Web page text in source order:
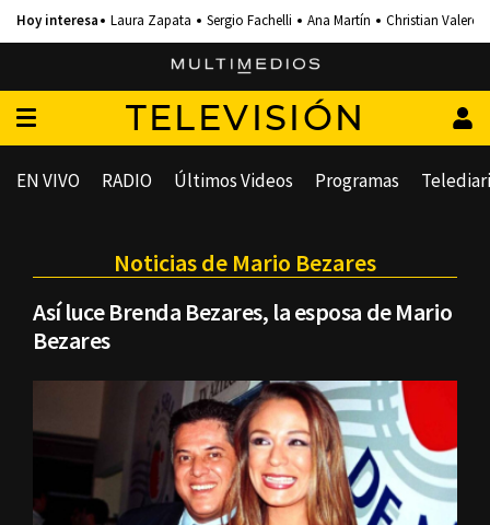
Laura Zapata Sergio Fachelli Ana Martín Christian Valero
TELEVISIÓN
EN VIVO RADIO Últimos Videos Programas
Noticias de Mario Bezares
Así luce Brenda Bezares, la esposa de Mario
Bezares